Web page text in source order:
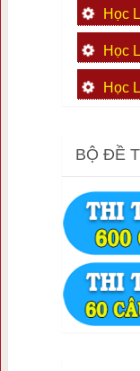
Học
Học
Học
BỘ ĐỀ